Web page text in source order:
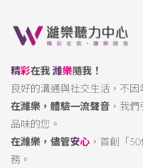
精彩在我 濰樂隨我！
良好的溝通與社交生活，不因
在濰樂，體驗一流聲音 ，我
品味的您。
在濰樂，儘管安心 ，首創「
務。